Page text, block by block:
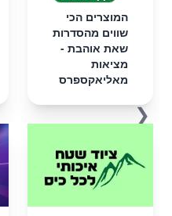
❮
המוצרים הכי
שווים מהסדרות
שאת אוהבת -
מציאות
מאליאקספרס